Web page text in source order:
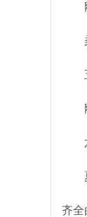
齐全